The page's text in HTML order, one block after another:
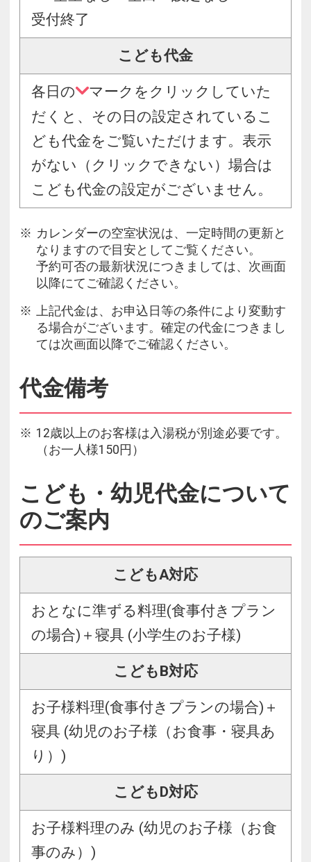
受付終了
こども代金
各日の
マークをクリックしていた
だくと、その日の設定されているこ
ども代金をご覧いただけます。表示
がない（クリックできない）場合は
こども代金の設定がございません。
カレンダーの空室状況は、一定時間の更新と
なりますので目安としてご覧ください。
予約可否の最新状況につきましては、次画面
以降にてご確認ください。
上記代金は、お申込日等の条件により変動す
る場合がございます。確定の代金につきまし
ては次画面以降でご確認ください。
代金備考
12歳以上のお客様は入湯税が別途必要です。
（お一人様150円）
こども・幼児代金について
のご案内
こどもA対応
おとなに準ずる料理(食事付きプラン
の場合)＋寝具 (小学生のお子様)
こどもB対応
お子様料理(食事付きプランの場合)＋
寝具 (幼児のお子様（お食事・寝具あ
り）)
こどもD対応
お子様料理のみ (幼児のお子様（お食
事のみ）)